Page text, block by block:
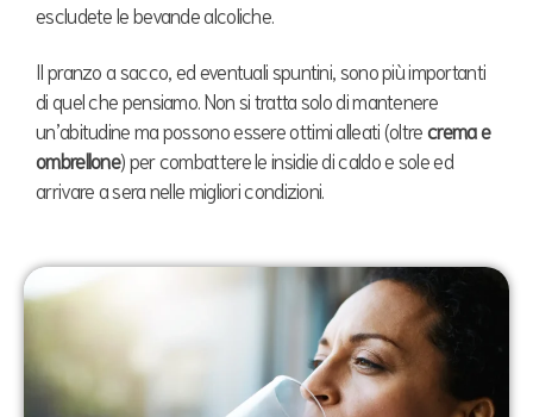
escludete le bevande alcoliche.
Il pranzo a sacco, ed eventuali spuntini, sono più importanti
di quel che pensiamo. Non si tratta solo di mantenere
un’abitudine ma possono essere ottimi alleati (oltrecrema e
ombrellone) per combattere le insidie di caldo e sole ed
arrivare a sera nelle migliori condizioni.